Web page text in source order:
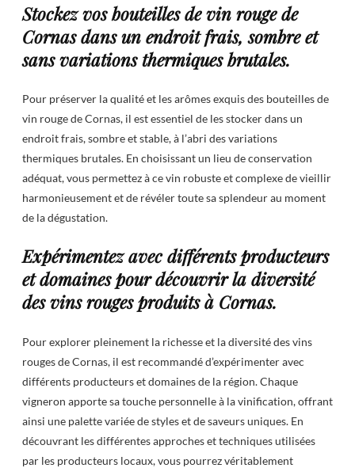
Stockez vos bouteilles de vin rouge de
Cornas dans un endroit frais, sombre et
sans variations thermiques brutales.
Pour préserver la qualité et les arômes exquis des bouteilles de
vin rouge de Cornas, il est essentiel de les stocker dans un
endroit frais, sombre et stable, à l’abri des variations
thermiques brutales. En choisissant un lieu de conservation
adéquat, vous permettez à ce vin robuste et complexe de vieillir
harmonieusement et de révéler toute sa splendeur au moment
de la dégustation.
Expérimentez avec différents producteurs
et domaines pour découvrir la diversité
des vins rouges produits à Cornas.
Pour explorer pleinement la richesse et la diversité des vins
rouges de Cornas, il est recommandé d’expérimenter avec
différents producteurs et domaines de la région. Chaque
vigneron apporte sa touche personnelle à la vinification, offrant
ainsi une palette variée de styles et de saveurs uniques. En
découvrant les différentes approches et techniques utilisées
par les producteurs locaux, vous pourrez véritablement